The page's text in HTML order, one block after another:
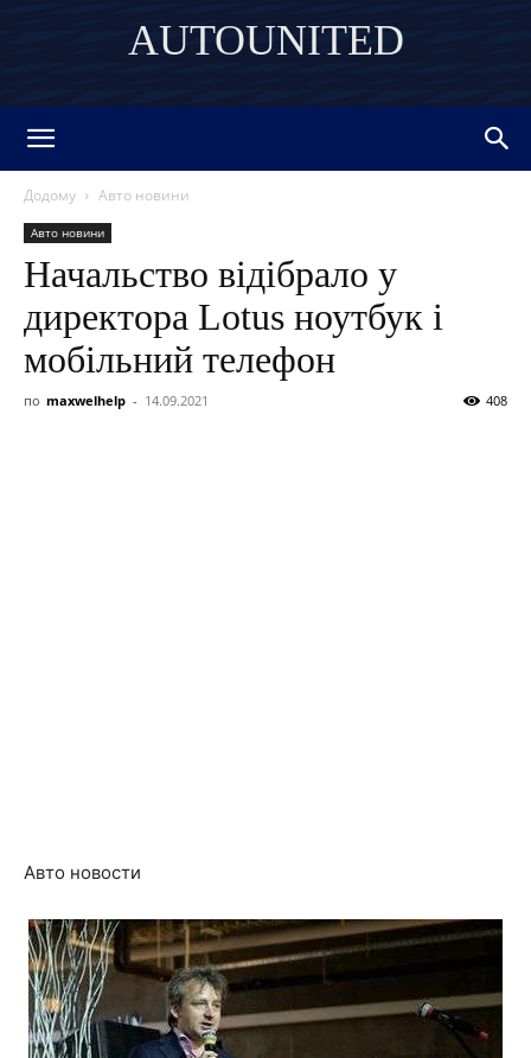
AUTOUNITED
Додому Авто новини
Авто новини
Начальство відібрало у
директора Lotus ноутбук і
мобільний телефон
по maxwelhelp - 14.09.2021 408
Авто новости